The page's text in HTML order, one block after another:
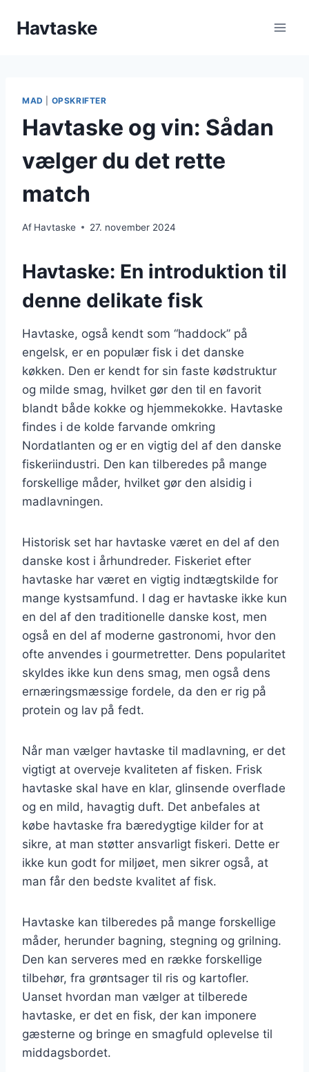
Havtaske
MAD OPSKRIFTER
Havtaske og vin: Sådan
vælger du det rette
match
Af Havtaske 27. november 2024
Havtaske: En introduktion til
denne delikate fisk
Havtaske, også kendt som “haddock” på
engelsk, er en populær fisk i det danske
køkken. Den er kendt for sin faste kødstruktur
og milde smag, hvilket gør den til en favorit
blandt både kokke og hjemmekokke. Havtaske
findes i de kolde farvande omkring
Nordatlanten og er en vigtig del af den danske
fiskeriindustri. Den kan tilberedes på mange
forskellige måder, hvilket gør den alsidig i
madlavningen.
Historisk set har havtaske været en del af den
danske kost i århundreder. Fiskeriet efter
havtaske har været en vigtig indtægtskilde for
mange kystsamfund. I dag er havtaske ikke kun
en del af den traditionelle danske kost, men
også en del af moderne gastronomi, hvor den
ofte anvendes i gourmetretter. Dens popularitet
skyldes ikke kun dens smag, men også dens
ernæringsmæssige fordele, da den er rig på
protein og lav på fedt.
Når man vælger havtaske til madlavning, er det
vigtigt at overveje kvaliteten af fisken. Frisk
havtaske skal have en klar, glinsende overflade
og en mild, havagtig duft. Det anbefales at
købe havtaske fra bæredygtige kilder for at
sikre, at man støtter ansvarligt fiskeri. Dette er
ikke kun godt for miljøet, men sikrer også, at
man får den bedste kvalitet af fisk.
Havtaske kan tilberedes på mange forskellige
måder, herunder bagning, stegning og grilning.
Den kan serveres med en række forskellige
tilbehør, fra grøntsager til ris og kartofler.
Uanset hvordan man vælger at tilberede
havtaske, er det en fisk, der kan imponere
gæsterne og bringe en smagfuld oplevelse til
middagsbordet.